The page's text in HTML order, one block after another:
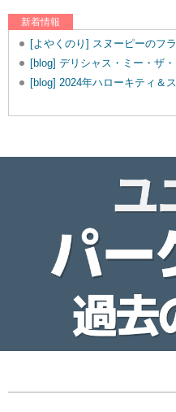
新着情報
[blog] デリシャス・ミー・ザ